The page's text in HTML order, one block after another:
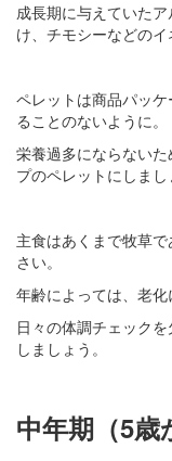
成長期に与えていた
け、チモシーなどのイ
ペレットは商品パッ
ることのないように。
栄養過多にならない
プのペレットにしまし
主食はあくまで牧草
さい。
年齢によっては、老化
日々の体調チェック
しましょう。
中年期（5歳